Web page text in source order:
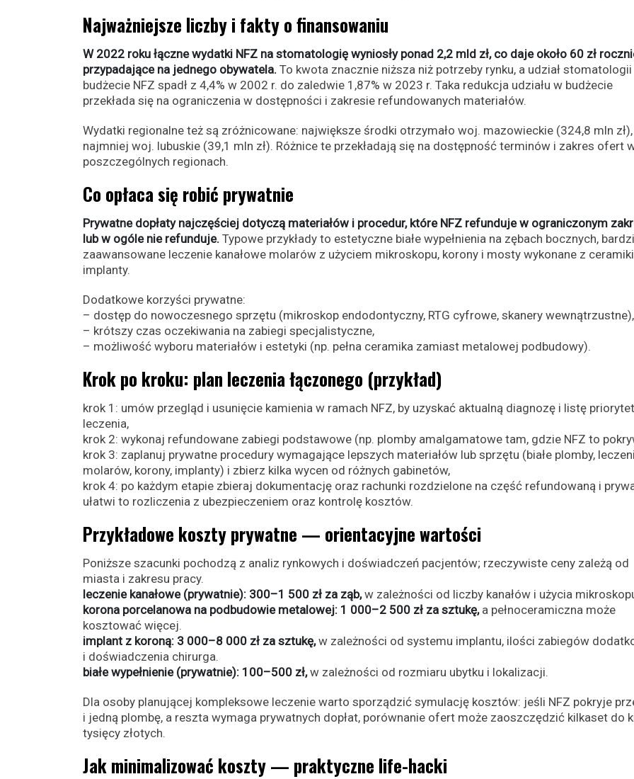
Najważniejsze liczby i fakty o finansowaniu
W 2022 roku łączne wydatki NFZ na stomatologię wyniosły ponad 2,2 mld zł, co daje około 60 zł
przypadające na jednego obywatela. To kwota znacznie niższa niż potrzeby rynku, a udział
budżecie NFZ spadł z 4,4% w 2002 r. do zaledwie 1,87% w 2023 r. Taka redukcja udziału w budżecie
przekłada się na ograniczenia w dostępności i zakresie refundowanych materiałów.
Wydatki regionalne też są zróżnicowane: największe środki otrzymało woj. mazowieckie (324,8 mln zł),
najmniej woj. lubuskie (39,1 mln zł). Różnice te przekładają się na dostępność terminów i zakres ofert
poszczególnych regionach.
Co opłaca się robić prywatnie
Prywatne dopłaty najczęściej dotyczą materiałów i procedur, które NFZ refunduje w ograniczonym
lub w ogóle nie refunduje. Typowe przykłady to estetyczne białe wypełnienia na zębach bocznych,
zaawansowane leczenie kanałowe molarów z użyciem mikroskopu, korony i mosty wykonane z
implanty.
Dodatkowe korzyści prywatne:
– dostęp do nowoczesnego sprzętu (mikroskop endodontyczny, RTG cyfrowe, skanery wewnątrzustne),
– krótszy czas oczekiwania na zabiegi specjalistyczne,
– możliwość wyboru materiałów i estetyki (np. pełna ceramika zamiast metalowej podbudowy).
Krok po kroku: plan leczenia łączonego (przykład)
krok 1: umów przegląd i usunięcie kamienia w ramach NFZ, by uzyskać aktualną diagnozę i listę
leczenia,
krok 2: wykonaj refundowane zabiegi podstawowe (np. plomby amalgamatowe tam, gdzie NFZ to
krok 3: zaplanuj prywatne procedury wymagające lepszych materiałów lub sprzętu (białe plomby,
molarów, korony, implanty) i zbierz kilka wycen od różnych gabinetów,
krok 4: po każdym etapie zbieraj dokumentację oraz rachunki rozdzielone na część refundowaną i
ułatwi to rozliczenia z ubezpieczeniem oraz kontrolę kosztów.
Przykładowe koszty prywatne — orientacyjne wartości
Poniższe szacunki pochodzą z analiz rynkowych i doświadczeń pacjentów; rzeczywiste ceny zależą od
miasta i zakresu pracy.
leczenie kanałowe (prywatnie): 300–1 500 zł za ząb,w zależności od liczby kanałów i użycia
korona porcelanowa na podbudowie metalowej: 1 000–2 500 zł za sztukę,a pełnoceramiczna może
kosztować więcej.
implant z koroną: 3 000–8 000 zł za sztukę,w zależności od systemu implantu, ilości zabiegów
i doświadczenia chirurga.
białe wypełnienie (prywatnie): 100–500 zł,w zależności od rozmiaru ubytku i lokalizacji.
Dla osoby planującej kompleksowe leczenie warto sporządzić symulację kosztów: jeśli NFZ pokryje
i jedną plombę, a reszta wymaga prywatnych dopłat, porównanie ofert może zaoszczędzić kilkaset do
tysięcy złotych.
Jak minimalizować koszty — praktyczne life-hacki